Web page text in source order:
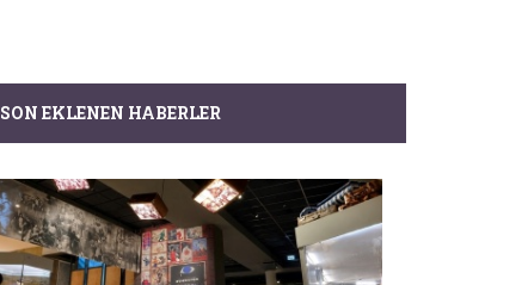
SON EKLENEN HABERLER